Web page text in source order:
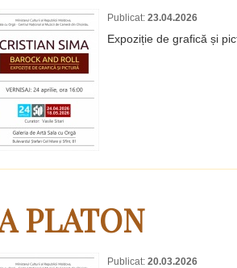
Publicat: 23.04.2026
Expoziție de grafică și
PLATON
Publicat: 20.03.2026